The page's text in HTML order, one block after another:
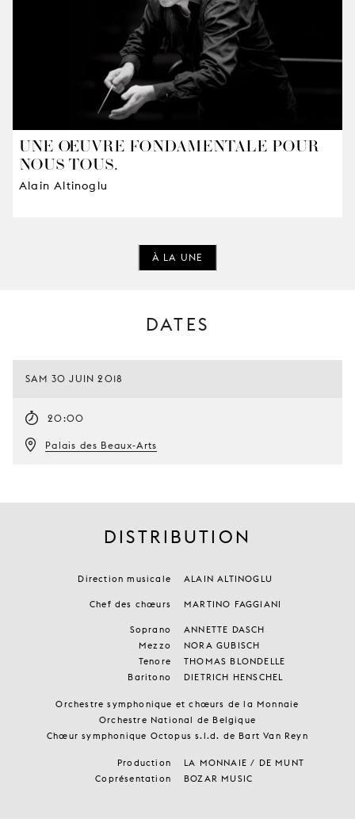
UNE ŒUVRE FONDAMENTALE POUR
NOUS TOUS.
Alain Altinoglu
À LA UNE
DATES
SAM 30 JUIN 2018
20:00
Palais des Beaux-Arts
DISTRIBUTION
Direction musicale ALAIN ALTINOGLU
Chef des chœurs MARTINO FAGGIANI
Soprano
ANNETTE DASCH
Mezzo
NORA GUBISCH
Tenore
THOMAS BLONDELLE
Baritono
DIETRICH HENSCHEL
Orchestre symphonique et chœurs de la Monnaie
Orchestre National de Belgique
Chœur symphonique Octopus s.l.d. de Bart Van Reyn
Production
LA MONNAIE / DE MUNT
Coprésentation
BOZAR MUSIC